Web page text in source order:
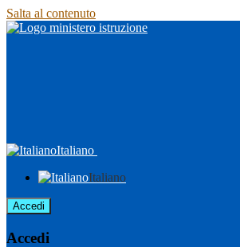
Salta al contenuto
Italiano
Italiano
Accedi
Accedi